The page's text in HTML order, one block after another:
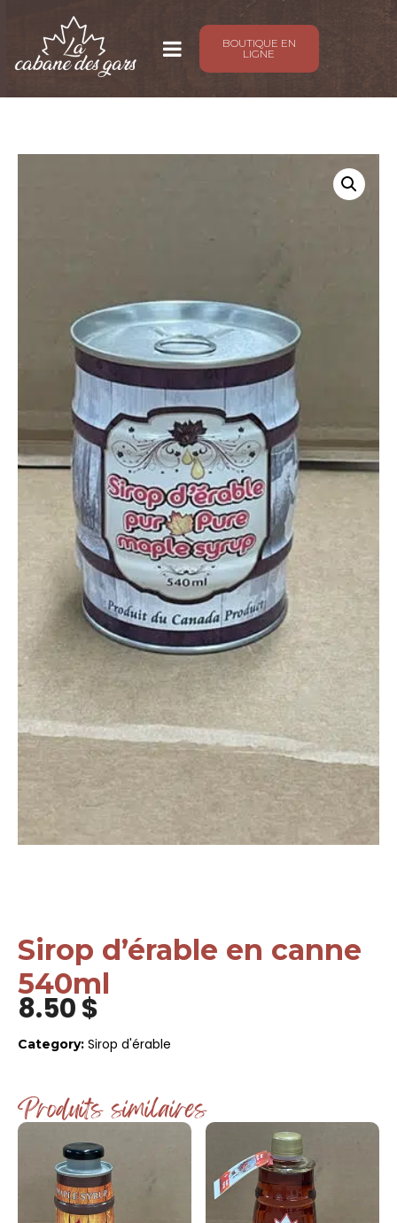
BOUTIQUE EN
LIGNE
Sirop d’érable en canne
540ml
8.50$
Category: Sirop d'érable
Produits similaires